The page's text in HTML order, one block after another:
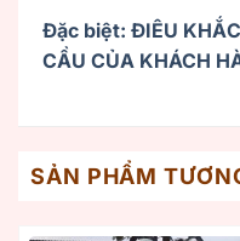
Đặc biệt: ĐIÊU
CẦU CỦA KHÁCH
SẢN PHẨM